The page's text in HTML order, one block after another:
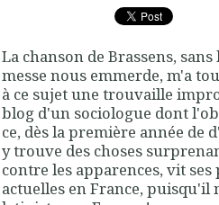
La chanson de Brassens, sans
messe nous emmerde, m'a
à ce sujet une trouvaille
blog d'un sociologue dont
ce, dès la première année de
y trouve des choses
contre les apparences, vit
actuelles en France, puisqu'il